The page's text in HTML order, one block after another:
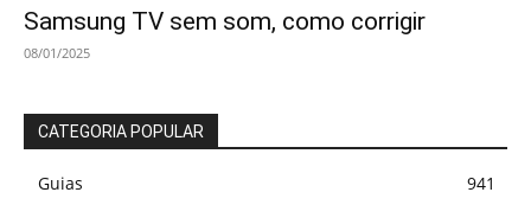
Samsung TV sem som, como corrigir
08/01/2025
CATEGORIA POPULAR
Guias
941